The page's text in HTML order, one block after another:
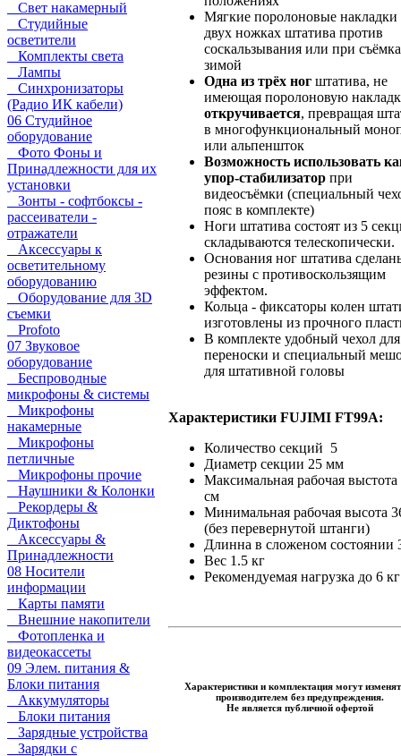
Свет накамерный
Студийные
осветители
Комплекты света
Лампы
Синхронизаторы
(Радио ИК кабели)
06 Студийное
оборудование
Фото Фоны и
Принадлежности для их
установки
Зонты - софтбоксы -
рассеиватели -
отражатели
Аксессуары к
осветительному
оборудованию
Оборудование для 3D
съемки
Profoto
07 Звуковое
оборудование
Беспроводные
микрофоны & системы
Микрофоны
накамерные
Микрофоны
петличные
Микрофоны прочие
Наушники & Колонки
Рекордеры &
Диктофоны
Аксессуары &
Принадлежности
08 Носители
информации
Карты памяти
Внешние накопители
Фотопленка и
видеокассеты
09 Элем. питания &
Блоки питания
Аккумуляторы
Блоки питания
Зарядные устройства
Зарядки с
Мягкие поролоновые накладки
двух ножках штатива против
соскальзывания или при
зимой
Одна из трёх ног штатива, не
имеющая поролоновую
откручивается, превращая
в многофункциональный
или альпеншток
Возможность использовать
упор-стабилизатор при
видеосъёмки (специальный
пояс в комплекте)
Ноги штатива состоят из 5
складываются телескопически.
Основания ног штатива
резины с противоскользящим
эффектом.
Кольца - фиксаторы колен
изготовлены из прочного
В комплекте удобный чехол для
переноски и специальный
для штативной головы
Характеристики FUJIMI FT99A:
Количество секций 5
Диаметр секции 25 мм
Максимальная рабочая выстота
см
Минимальная рабочая высота
(без перевернутой штанги)
Длинна в сложеном состоянии
Вес 1.5 кг
Рекомендуемая нагрузка до 6 кг
Характеристики и комплектация могут
производителем без предупреждения.
Не является публичной офертой